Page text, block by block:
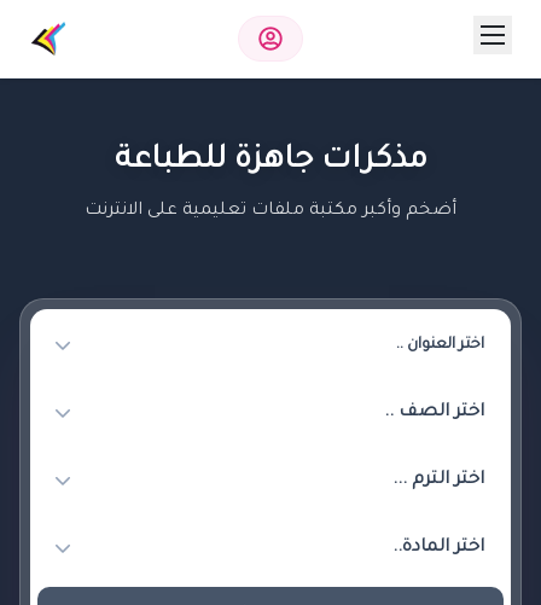
مذكرات جاهزة للطباعة
أضخم وأكبر مكتبة ملفات تعليمية على الانترنت